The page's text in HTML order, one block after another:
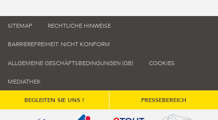
SITEMAP RECHTLICHE HINWEISE
BARRIEREFREIHEIT: NICHT KONFORM
ALLGEMEINE GESCHÄFTSBEDINGUNGEN (GB) COOKIES
MEDIATHEK
BEGLEITEN SIE UNS ! PRESSEBEREICH